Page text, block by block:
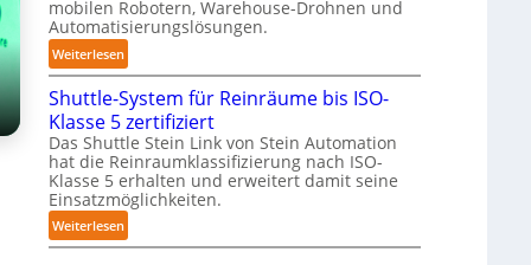
r
T
a
u
h
r
o
b
o
t
u
n
s
t
r
e
f
f
2
0
2
n
d
l
i
n
g
-
S
y
s
t
mobilen Robotern, Warehouse-Drohnen und
Automatisierungslösungen.
Weiterlesen:
K
o
m
p
a
k
t
e
s
Shuttle-System für Reinräume bis ISO-
Klasse 5 zertifiziert
Das Shuttle Stein Link von Stein Automation
hat die Reinraumklassifizierung nach ISO-
Klasse 5 erhalten und erweitert damit seine
Einsatzmöglichkeiten.
Weiterlesen:
S